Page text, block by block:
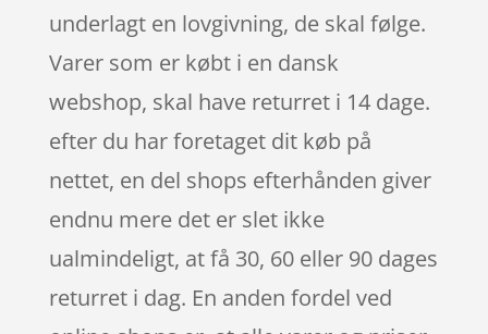
underlagt en lovgivning, de skal følge.
Varer som er købt i en dansk
webshop, skal have returret i 14 dage.
efter du har foretaget dit køb på
nettet, en del shops efterhånden giver
endnu mere det er slet ikke
ualmindeligt, at få 30, 60 eller 90 dages
returret i dag. En anden fordel ved